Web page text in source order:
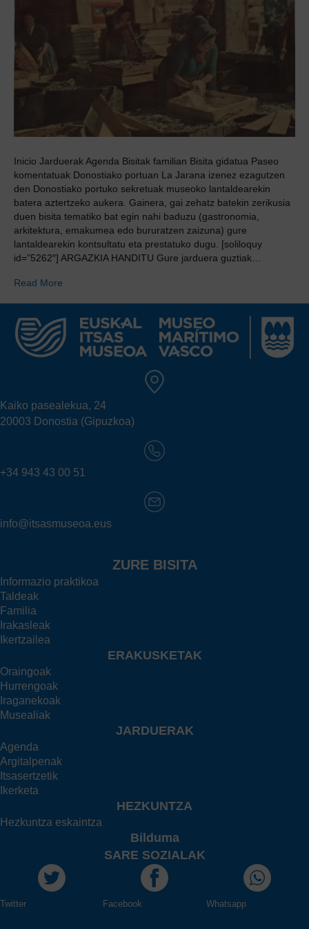
Inicio Jarduerak Agenda Bisitak familian Bisita gidatua Paseo
komentatuak Donostiako portuan La Jarana izenez ezagutzen
den Donostiako portuko sekretuak museoko lantaldearekin
batera aztertzeko aukera. Gainera, gai zehatz batekin zerikusia
duen bisita tematiko bat egin nahi baduzu (gastronomia,
arkitektura, emakumea edo bururatzen zaizuna) gure
lantaldearekin kontsultatu eta prestatuko dugu. [soliloquy
id=”5262″] ARGAZKIA HANDITU Gure jarduera guztiak…
Read More
Kaiko pasealekua, 24
20003 Donostia (Gipuzkoa)
+34 943 43 00 51
info@itsasmuseoa.eus
ZURE BISITA
Informazio praktikoa
Taldeak
Familia
Irakasleak
Ikertzailea
ERAKUSKETAK
Oraingoak
Hurrengoak
Iraganekoak
Musealiak
JARDUERAK
Agenda
Argitalpenak
Itsasertzetik
Ikerketa
HEZKUNTZA
Hezkuntza eskaintza
Bilduma
SARE SOZIALAK
Twitter Facebook Whatsapp